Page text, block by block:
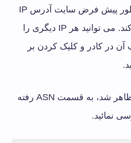
به ipdata بروید و به طور پیش فرض سایت آدرس IP
خودتان را بررسی می‌کند. می توانید هر IP دیگری را
آن در کادر و کلیک کردن بر
وقتی گزارش ipdata ظاهر شد، به قسمت ASN رفته